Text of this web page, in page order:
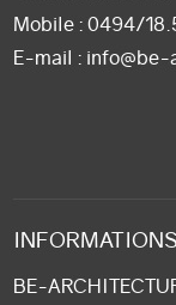
Mobile : 0494/
E-mail : info@be-
BE-